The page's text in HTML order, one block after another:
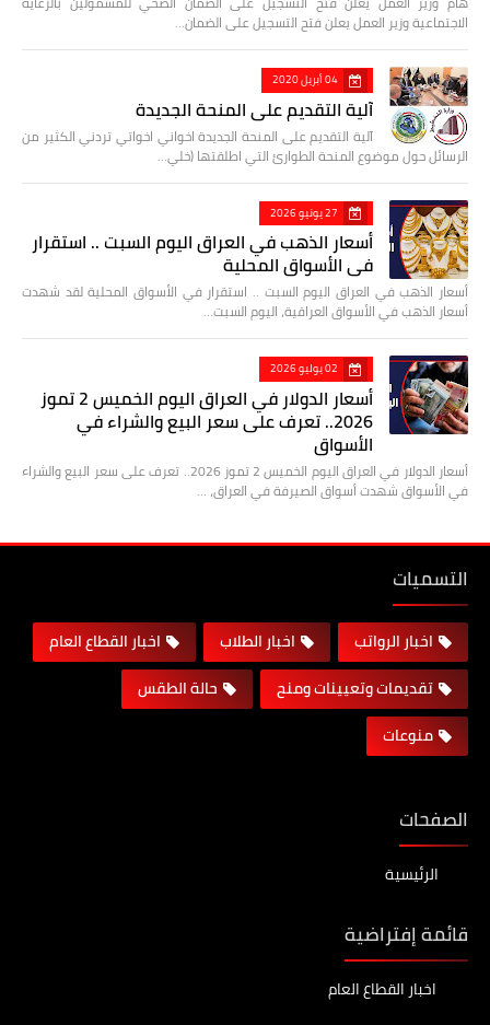
الاجتماعية وزير العمل يعلن فتح التسجيل على الضمان…
04 أبريل 2020
آلية التقديم على المنحة الجديدة
آلية التقديم على المنحة الجديدة اخواني اخواتي تردني الكثير من
الرسائل حول موضوع المنحة الطوارئ التي اطلقتها (خلي…
27 يونيو 2026
أسعار الذهب في العراق اليوم السبت .. استقرار
في الأسواق المحلية
أسعار الذهب في العراق اليوم السبت .. استقرار في الأسواق المحلية لقد شهدت
أسعار الذهب في الأسواق العراقية، اليوم السبت…
02 يوليو 2026
أسعار الدولار في العراق اليوم الخميس 2 تموز
2026.. تعرف على سعر البيع والشراء في
الأسواق
أسعار الدولار في العراق اليوم الخميس 2 تموز 2026.. تعرف على سعر البيع والشراء
في الأسواق شهدت أسواق الصيرفة في العراق، …
التسميات
اخبار الرواتب اخبار الطلاب
اخبار القطاع العام
تقديمات وتعيينات ومنح
حالة الطقس
منوعات
الصفحات
الرئيسية
قائمة إفتراضية
اخبار القطاع العام